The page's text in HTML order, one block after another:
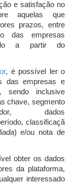
e satisfação no
aquelas que
prazos, entre
das empresas
a partir do
, é possível ler o
das empresas e
sendo inclusive
chave, segmento
dados
classificaçã
) e/ou nota de
obter os dados
da plataforma,
interessado